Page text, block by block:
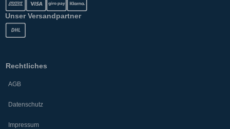
Unser Versandpartner
Rechtliches
AGB
Datenschutz
Impressum